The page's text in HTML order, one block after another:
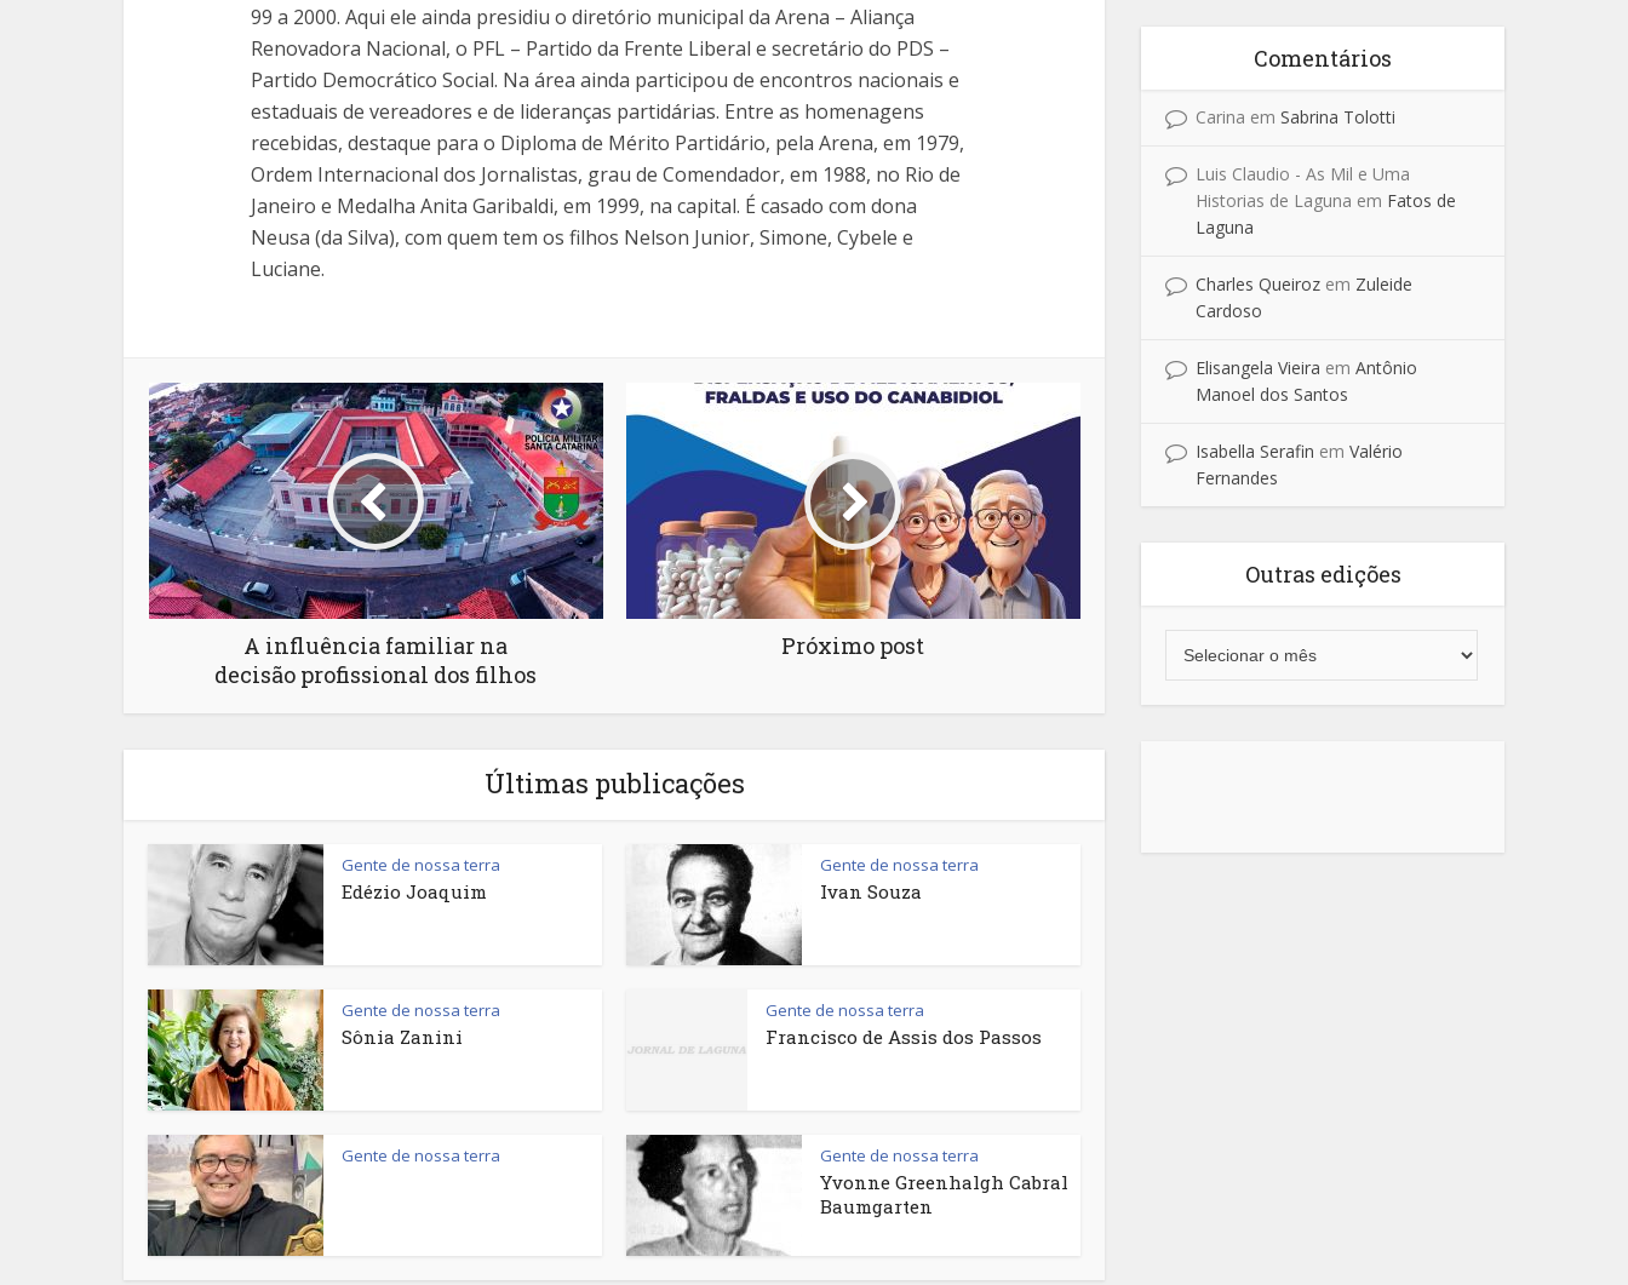
99 a 2000. Aqui ele ainda presidiu o diretório municipal da Arena – Aliança
Renovadora Nacional, o PFL – Partido da Frente Liberal e secretário do PDS –
Partido Democrático Social. Na área ainda participou de encontros nacionais e
estaduais de vereadores e de lideranças partidárias. Entre as homenagens
recebidas, destaque para o Diploma de Mérito Partidário, pela Arena, em 1979,
Ordem Internacional dos Jornalistas, grau de Comendador, em 1988, no Rio de
Janeiro e Medalha Anita Garibaldi, em 1999, na capital. É casado com dona
Neusa (da Silva), com quem tem os filhos Nelson Junior, Simone, Cybele e
Luciane.
A influência familiar na
decisão profissional dos filhos
Próximo post
Últimas publicações
Gente de nossa terra
Edézio Joaquim
Gente de nossa terra
Ivan Souza
Gente de nossa terra
Sônia Zanini
Gente de nossa terra
Francisco de Assis dos Passos
Gente de nossa terra Gente de nossa terra
Yvonne Greenhalgh Cabral
Baumgarten
Comentários
Carina em Sabrina Tolotti
Luis Claudio - As Mil e Uma
Historias de Laguna em Fatos de
Laguna
Charles Queiroz em Zuleide
Cardoso
Elisangela Vieira em Antônio
Manoel dos Santos
Isabella Serafin em Valério
Fernandes
Outras edições